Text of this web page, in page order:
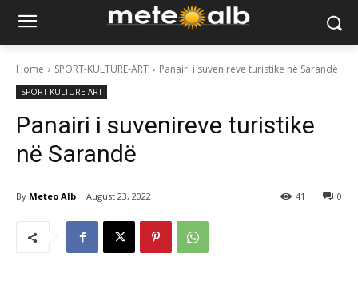
Home SPORT-KULTURE-ART Panairi i suvenireve turistike në Sarandë
SPORT-KULTURE-ART
Panairi i suvenireve turistike
në Sarandë
By Meteo Alb August 23, 2022 0
41